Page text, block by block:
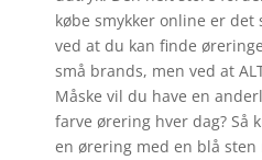
købe smykker online er det
ved at du kan finde
små brands, men ved at
Måske vil du have en
farve ørering hver dag? Så
en ørering med en blå